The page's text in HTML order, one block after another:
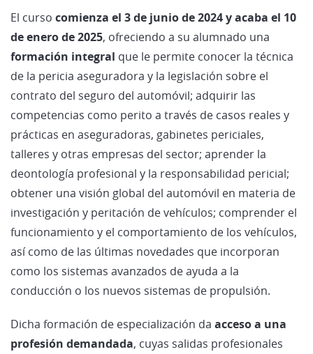
El curso comienza el 3 de junio de 2024 y acaba el 10
de enero de 2025, ofreciendo a su alumnado una
formación integral que le permite conocer la técnica
de la pericia aseguradora y la legislación sobre el
contrato del seguro del automóvil; adquirir las
competencias como perito a través de casos reales y
prácticas en aseguradoras, gabinetes periciales,
talleres y otras empresas del sector; aprender la
deontología profesional y la responsabilidad pericial;
obtener una visión global del automóvil en materia de
investigación y peritación de vehículos; comprender el
funcionamiento y el comportamiento de los vehículos,
así como de las últimas novedades que incorporan
como los sistemas avanzados de ayuda a la
conducción o los nuevos sistemas de propulsión.
Dicha formación de especialización da acceso a una
profesión demandada, cuyas salidas profesionales